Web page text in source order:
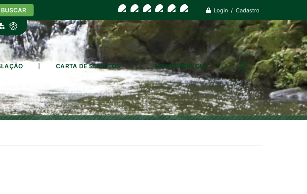
Login / Cadastro
BUSCAR
CARTA DE SERVIÇOS TRANSPARÊNCIA